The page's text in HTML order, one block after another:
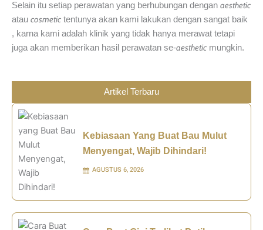
Selain itu setiap perawatan yang berhubungan dengan aesthetic
atau cosmetic tentunya akan kami lakukan dengan sangat baik
, karna kami adalah klinik yang tidak hanya merawat tetapi
juga akan memberikan hasil perawatan se-aesthetic mungkin.
Artikel Terbaru
Kebiasaan Yang Buat Bau Mulut
Menyengat, Wajib Dihindari!
AGUSTUS 6, 2026